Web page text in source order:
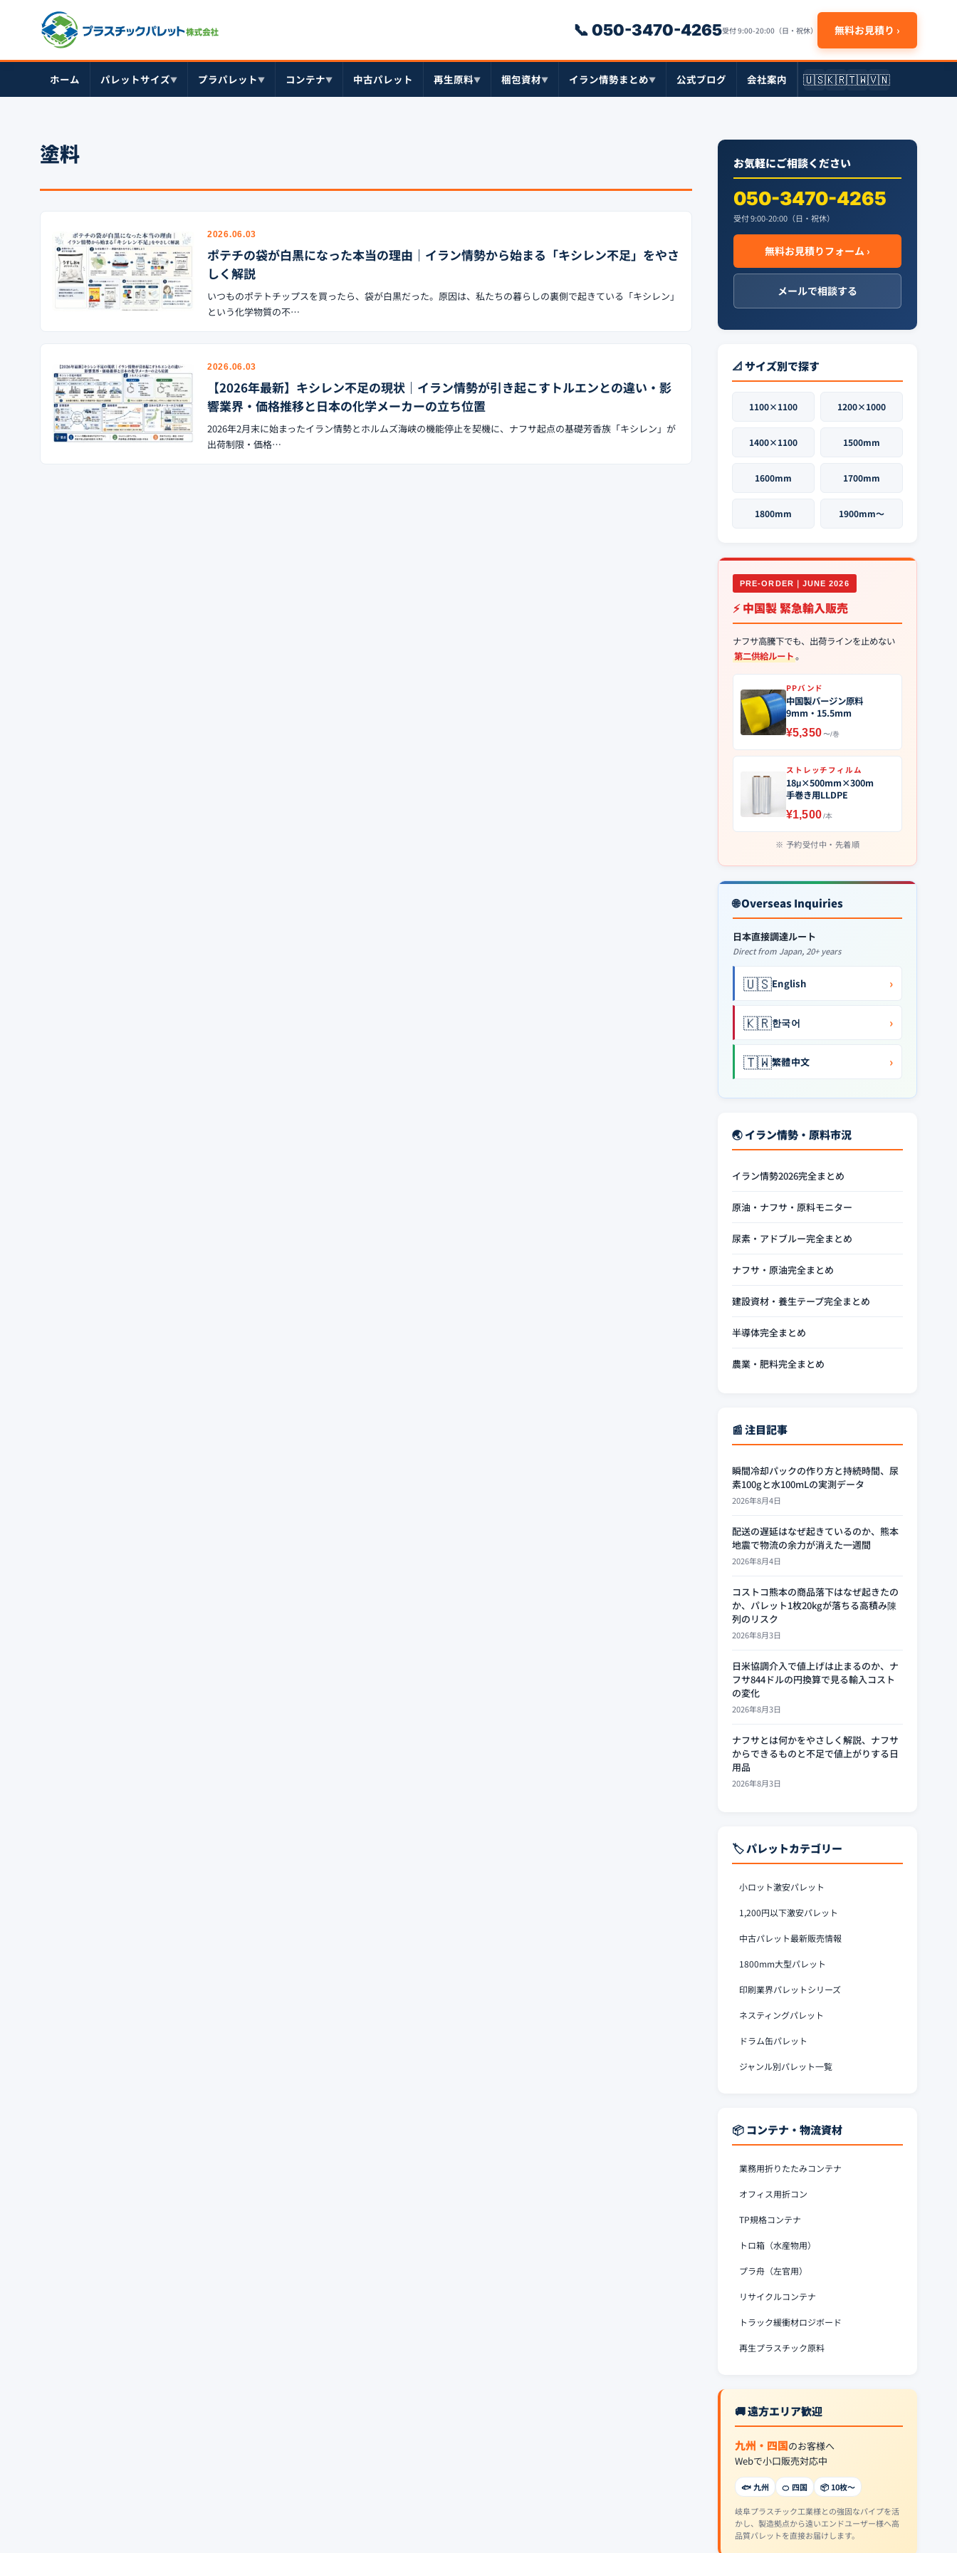
📞 050-3470-4265受付 9:00-20:00（日・祝休） 無料お見積り ›
ホーム パレットサイズ▼ プラパレット▼ コンテナ▼ 中古パレット 再生原料▼ 梱包資材▼ イラン情勢まとめ▼ 公式ブログ 会社案内 🇺🇸🇰🇷🇹🇼🇻🇳
塗料
2026.06.03
ポテチの袋が白黒になった本当の理由｜イラン情勢から始まる「キシレン不足」をやさ
しく解説
いつものポテトチップスを買ったら、袋が白黒だった。原因は、私たちの暮らしの裏側で起きている「キシレン」
という化学物質の不…
2026.06.03
【2026年最新】キシレン不足の現状｜イラン情勢が引き起こすトルエンとの違い・影
響業界・価格推移と日本の化学メーカーの立ち位置
2026年2月末に始まったイラン情勢とホルムズ海峡の機能停止を契機に、ナフサ起点の基礎芳香族「キシレン」が
出荷制限・価格…
お気軽にご相談ください
050-3470-4265
受付 9:00-20:00（日・祝休）
無料お見積りフォーム ›
メールで相談する
📐 サイズ別で探す
1100×1100 1200×1000
1400×1100 1500mm
1600mm 1700mm
1800mm 1900mm〜
PRE-ORDER｜JUNE 2026
⚡ 中国製 緊急輸入販売
ナフサ高騰下でも、出荷ラインを止めない
第二供給ルート。
PPバンド
中国製バージン原料
9mm・15.5mm
¥5,350〜/巻
ストレッチフィルム
18μ×500mm×300m
手巻き用LLDPE
¥1,500/本
予約受付中・先着順
🌐 Overseas Inquiries
日本直接調達ルート
Direct from Japan, 20+ years
🇺🇸English ›
🇰🇷한국어 ›
🇹🇼繁體中文 ›
🌏 イラン情勢・原料市況
イラン情勢2026完全まとめ
原油・ナフサ・原料モニター
尿素・アドブルー完全まとめ
ナフサ・原油完全まとめ
建設資材・養生テープ完全まとめ
半導体完全まとめ
農業・肥料完全まとめ
📰 注目記事
瞬間冷却パックの作り方と持続時間、尿
素100gと水100mLの実測データ
2026年8月4日
配送の遅延はなぜ起きているのか、熊本
地震で物流の余力が消えた一週間
2026年8月4日
コストコ熊本の商品落下はなぜ起きたの
か、パレット1枚20kgが落ちる高積み陳
列のリスク
2026年8月3日
日米協調介入で値上げは止まるのか、ナ
フサ844ドルの円換算で見る輸入コスト
の変化
2026年8月3日
ナフサとは何かをやさしく解説、ナフサ
からできるものと不足で値上がりする日
用品
2026年8月3日
🏷️ パレットカテゴリー
小ロット激安パレット
1,200円以下激安パレット
中古パレット最新販売情報
1800mm大型パレット
印刷業界パレットシリーズ
ネスティングパレット
ドラム缶パレット
ジャンル別パレット一覧
📦 コンテナ・物流資材
業務用折りたたみコンテナ
オフィス用折コン
TP規格コンテナ
トロ箱（水産物用）
プラ舟（左官用）
リサイクルコンテナ
トラック緩衝材ロジボード
再生プラスチック原料
🚚 遠方エリア歓迎
九州・四国のお客様へ
Webで小口販売対応中
🐟 九州 🍊 四国 📦 10枚〜
岐阜プラスチック工業様との強固なパイプを活
かし、製造拠点から遠いエンドユーザー様へ高
品質パレットを直接お届けします。